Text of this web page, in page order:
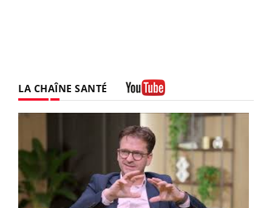
LA CHAÎNE SANTÉ